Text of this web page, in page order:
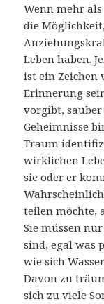
Wenn mehr
die
Leben haben.
ist ein Zeichen
Erinnerung
vorgibt,
Geheimnisse
Traum
wirklichen
sie oder er
teilen möchte,
Sie müssen
sind, egal was
wie sich
Davon zu
sich zu viele